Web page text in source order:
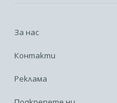
За нас
Контакти
Реклама